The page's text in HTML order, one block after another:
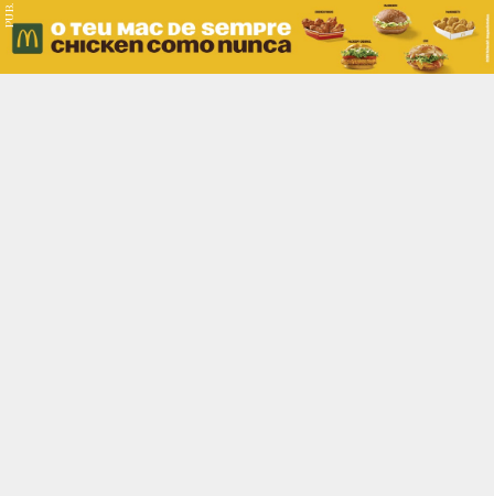
PUB.